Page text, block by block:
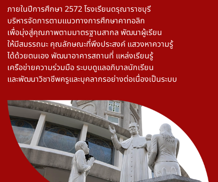
ภายในปีการศึกษา 2572 โรงเรียนดรุณาราชบุรี
บริหารจัดการตามแนวทางการศึกษาคาทอลิก
เพื่อมุ่งสู่คุณภาพตามมาตรฐานสากล พัฒนาผู้เรียน
ให้มีสมรรถนะ คุณลักษณะที่พึงประสงค์ แสวงหาความรู้
ได้ด้วยตนเอง พัฒนาอาคารสถานที่ แหล่งเรียนรู้
เครือข่ายความร่วมมือ ระบบดูแลอภิบาลนักเรียน
และพัฒนาวิชาชีพครูและบุคลากรอย่างต่อเนื่องเป็นระบบ